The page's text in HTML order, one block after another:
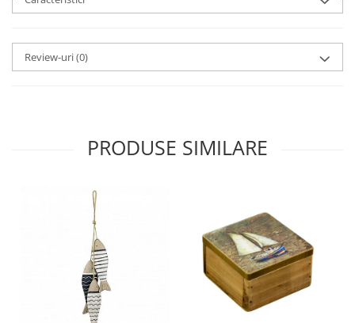
Review-uri(0)
PRODUSE SIMILARE